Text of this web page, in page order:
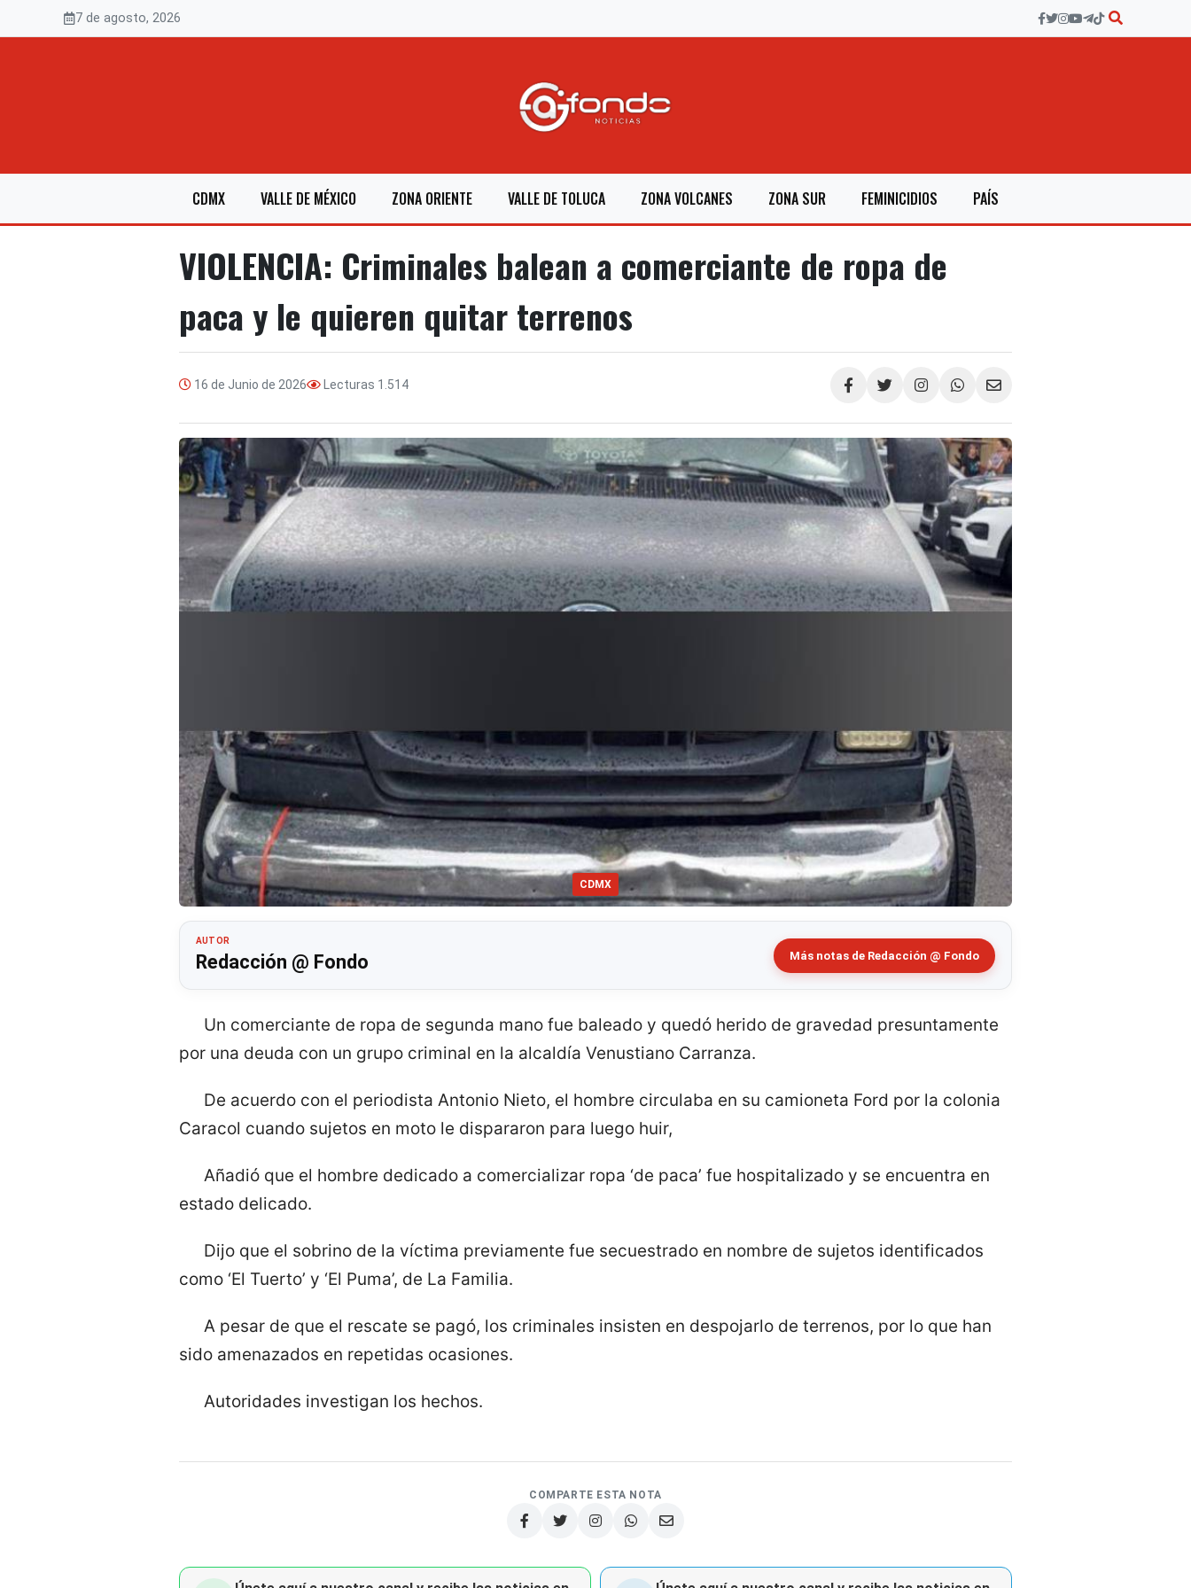
7 de agosto, 2026
CDMX VALLE DE MÉXICO ZONA ORIENTE VALLE DE TOLUCA ZONA VOLCANES ZONA SUR FEMINICIDIOS PAÍS
VIOLENCIA: Criminales balean a comerciante de ropa de
paca y le quieren quitar terrenos
16 de Junio de 2026 Lecturas 1.514
Compartir
CDMX
AUTOR
Redacción @ Fondo Más notas de Redacción @ Fondo
Un comerciante de ropa de segunda mano fue baleado y quedó herido de gravedad presuntamente
por una deuda con un grupo criminal en la alcaldía Venustiano Carranza.
De acuerdo con el periodista Antonio Nieto, el hombre circulaba en su camioneta Ford por la colonia
Caracol cuando sujetos en moto le dispararon para luego huir,
Añadió que el hombre dedicado a comercializar ropa ‘de paca’ fue hospitalizado y se encuentra en
estado delicado.
Dijo que el sobrino de la víctima previamente fue secuestrado en nombre de sujetos identificados
como ‘El Tuerto’ y ‘El Puma’, de La Familia.
A pesar de que el rescate se pagó, los criminales insisten en despojarlo de terrenos, por lo que han
sido amenazados en repetidas ocasiones.
Autoridades investigan los hechos.
COMPARTE ESTA NOTA